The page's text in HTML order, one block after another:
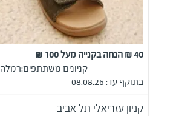
40 ₪ הנחה בקנייה מעל 100 ₪
קניונים משתתפים:רמלה
בתוקף עד: 08.08.26
קניון עזריאלי תל אביב